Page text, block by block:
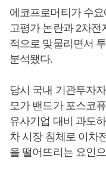
에코프로머티가 수
고평가 논란과 2차
적으로 맞물리면서
분석됐다.
당시 국내 기관투자
모가 밴드가 포스코
유사기업 대비 과도
차 시장 침체로 이차
을 떨어뜨리는 요인